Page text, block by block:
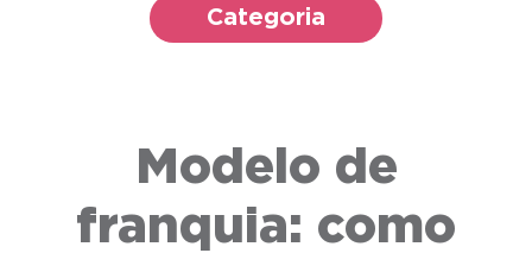
Categoria
Modelo de
franquia: como